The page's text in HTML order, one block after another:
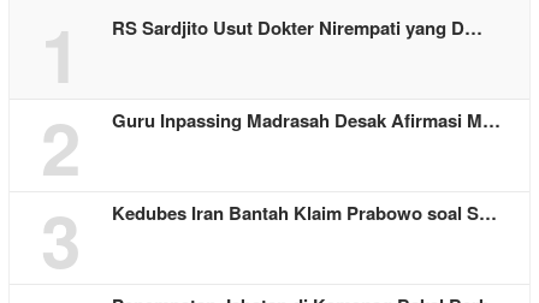
1 RS Sardjito Usut Dokter Nirempati yang D…
2 Guru Inpassing Madrasah Desak Afirmasi M…
3 Kedubes Iran Bantah Klaim Prabowo soal S…